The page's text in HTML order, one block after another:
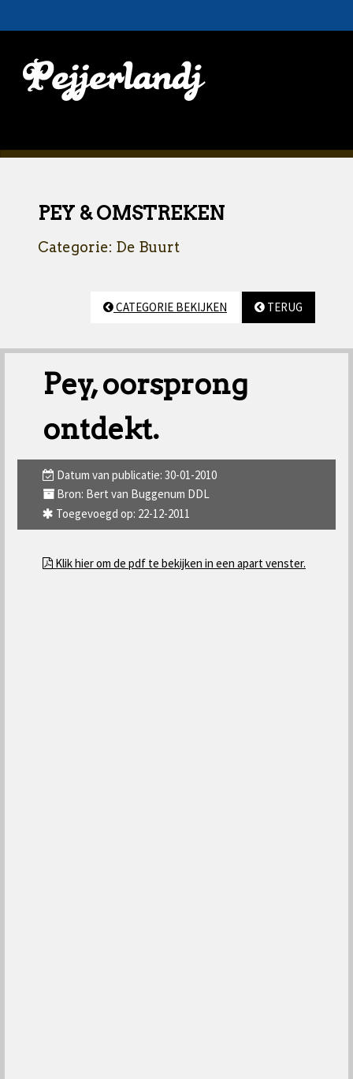
PEY & OMSTREKEN
Categorie: De Buurt
CATEGORIE BEKIJKEN TERUG
Pey, oorsprong
ontdekt.
Datum van publicatie: 30-01-2010
Bron: Bert van Buggenum DDL
Toegevoegd op: 22-12-2011
Klik hier om de pdf te bekijken in een apart venster.